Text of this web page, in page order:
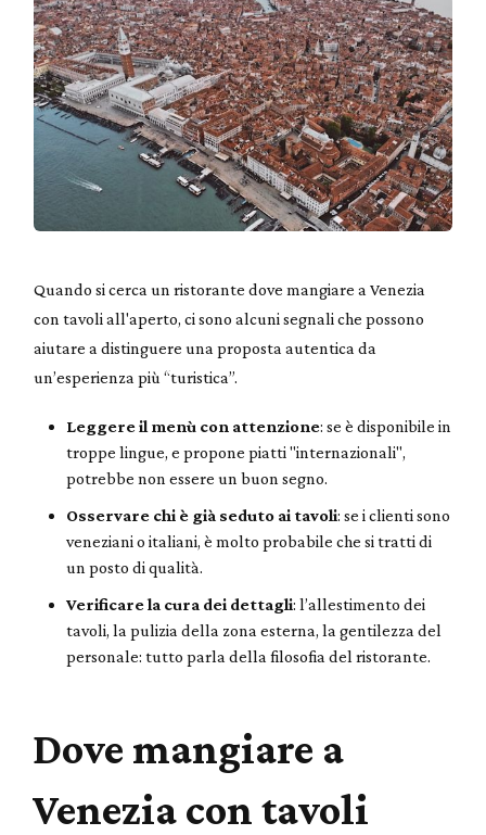
Quando si cerca un ristorante dove mangiare a Venezia
con tavoli all'aperto, ci sono alcuni segnali che possono
aiutare a distinguere una proposta autentica da
un’esperienza più “turistica”.
Leggere il menù con attenzione: se è disponibile in
troppe lingue, e propone piatti "internazionali",
potrebbe non essere un buon segno.
Osservare chi è già seduto ai tavoli: se i clienti sono
veneziani o italiani, è molto probabile che si tratti di
un posto di qualità.
Verificare la cura dei dettagli: l’allestimento dei
tavoli, la pulizia della zona esterna, la gentilezza del
personale: tutto parla della filosofia del ristorante.
Dove mangiare a
Venezia con tavoli